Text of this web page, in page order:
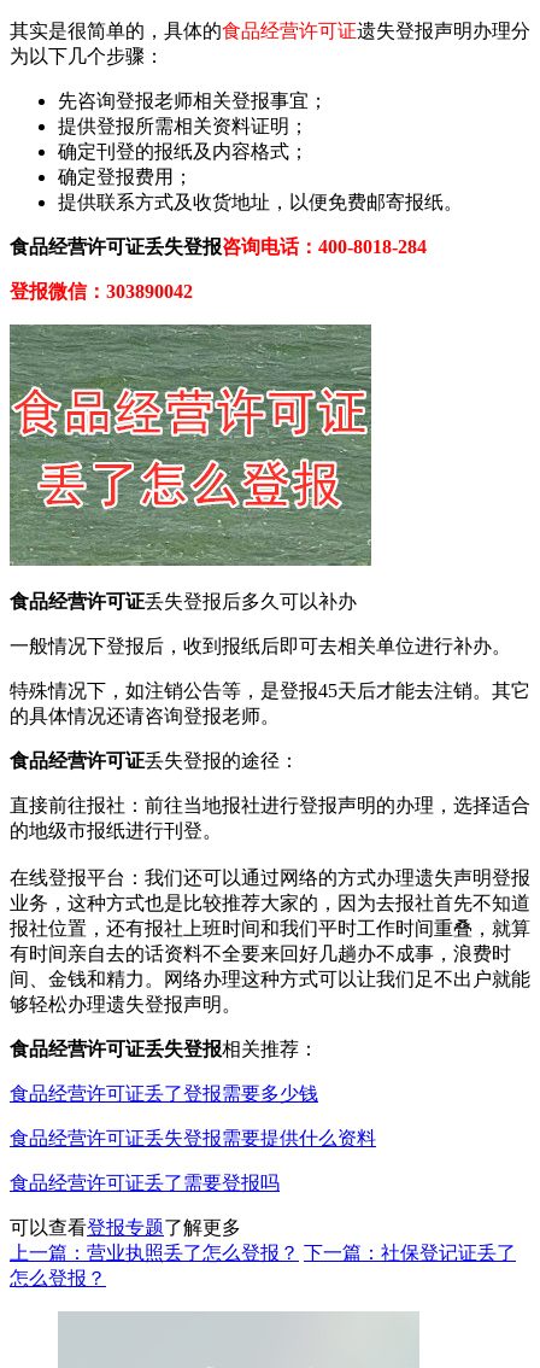
其实是很简单的，具体的食品经营许可证遗失登报声明办理分
为以下几个步骤：
先咨询登报老师相关登报事宜；
提供登报所需相关资料证明；
确定刊登的报纸及内容格式；
确定登报费用；
提供联系方式及收货地址，以便免费邮寄报纸。
食品经营许可证丢失登报咨询电话：400-8018-284
登报微信：303890042
食品经营许可证丢失登报后多久可以补办
一般情况下登报后，收到报纸后即可去相关单位进行补办。
特殊情况下，如注销公告等，是登报45天后才能去注销。其它
的具体情况还请咨询登报老师。
食品经营许可证丢失登报的途径：‌
直接前往报社‌：‌前往当地报社进行登报声明的办理，‌选择适合
的地级市报纸进行刊登。‌
在线登报平台‌：‌我们还可以通过网络的方式办理遗失声明登报
业务，这种方式也是比较推荐大家的，因为去报社首先不知道
报社位置，还有报社上班时间和我们平时工作时间重叠，就算
有时间亲自去的话资料不全要来回好几趟办不成事，浪费时
间、金钱和精力。网络办理这种方式可以让我们足不出户就能
够轻松办理遗失登报声明。
食品经营许可证丢失登报相关推荐：
食品经营许可证丢了登报需要多少钱
食品经营许可证丢失登报需要提供什么资料
食品经营许可证丢了需要登报吗
可以查看登报专题了解更多
上一篇：营业执照丢了怎么登报？ 下一篇：社保登记证丢了
怎么登报？